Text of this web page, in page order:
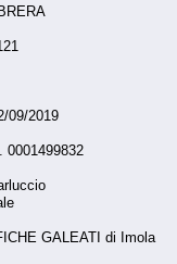
09/2019
0001499832
GALEATI di Imola